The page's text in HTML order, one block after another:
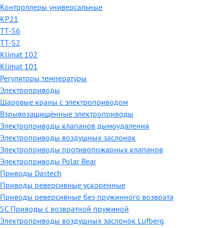
Контроллеры универсальные
КР21
TT-S6
TT-S2
Klimat 102
Klimat 101
Регуляторы температуры
Электроприводы
Шаровые краны с электроприводом
Взрывозащищённые электроприводы
Электроприводы клапанов дымоудаления
Электроприводы воздушных заслонок
Электроприводы противопожарных клапанов
Электроприводы Polar Bear
Приводы Dastech
Приводы реверсивные ускоренные
Приводы реверсивные без пружинного возврата
SC Приводы с возвратной пружиной
Электроприводы воздушных заслонок Lufberg